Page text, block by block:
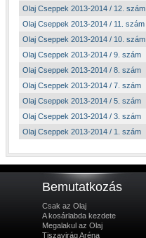
Olaj Cseppek 2013-2014 / 12. szám
Olaj Cseppek 2013-2014 / 11. szám
Olaj Cseppek 2013-2014 / 10. szám
Olaj Cseppek 2013-2014 / 9. szám
Olaj Cseppek 2013-2014 / 8. szám
Olaj Cseppek 2013-2014 / 7. szám
Olaj Cseppek 2013-2014 / 5. szám
Olaj Cseppek 2013-2014 / 3. szám
Olaj Cseppek 2013-2014 / 1. szám
Bemutatkozás
Csak az Olaj
A kosárlabda kezdete
Megalakul az Olaj
Tiszavirág Aréna